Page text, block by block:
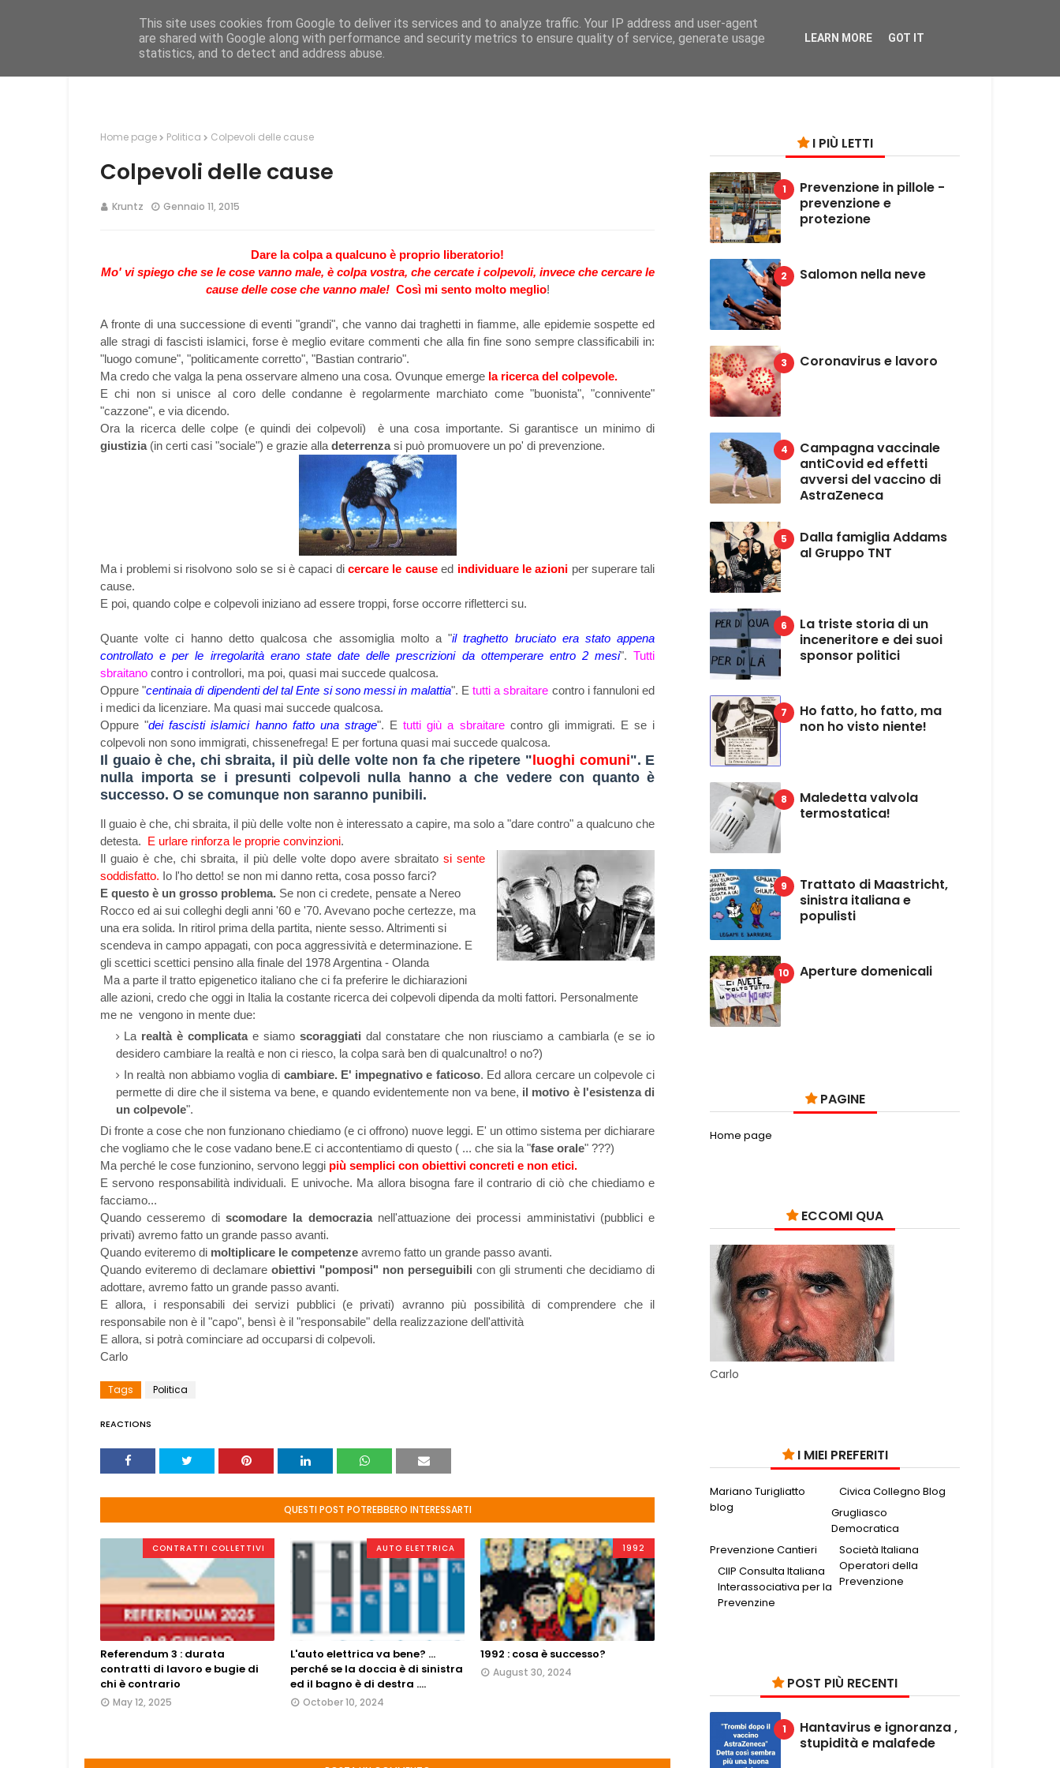
Home Caratteristiche Mega Menu Documentation
Home page Politica Colpevoli delle cause
Colpevoli delle cause
Kruntz Gennaio 11, 2015
Dare la colpa a qualcuno è proprio liberatorio!
Mo' vi spiego che se le cose vanno male, è colpa vostra, che cercate i colpevoli, invece che cercare le
cause delle cose che vanno male! Così mi sento molto meglio!
A fronte di una successione di eventi "grandi", che vanno dai traghetti in fiamme, alle epidemie sospette ed
alle stragi di fascisti islamici, forse è meglio evitare commenti che alla fin fine sono sempre classificabili in:
"luogo comune", "politicamente corretto", "Bastian contrario".
Ma credo che valga la pena osservare almeno una cosa. Ovunque emerge la ricerca del colpevole.
E chi non si unisce al coro delle condanne è regolarmente marchiato come "buonista", "connivente"
"cazzone", e via dicendo.
Ora la ricerca delle colpe (e quindi dei colpevoli) è una cosa importante. Si garantisce un minimo di
giustizia (in certi casi "sociale") e grazie alla deterrenzasi può promuovere un po' di prevenzione.
Ma i problemi si risolvono solo se si è capaci dicercare le causeed individuare le azioni per superare tali
cause.
E poi, quando colpe e colpevoli iniziano ad essere troppi, forse occorre rifletterci su.
Quante volte ci hanno detto qualcosa che assomiglia molto a "il traghetto bruciato era stato appena
controllato e per le irregolarità erano state date delle prescrizioni da ottemperare entro 2 mesi".Tutti
sbraitano contro i controllori, ma poi, quasi mai succede qualcosa.
Oppure "centinaia di dipendenti del tal Ente si sono messi in malattia". E tutti a sbraitare contro i fannuloni ed
i medici da licenziare. Ma quasi mai succede qualcosa.
Oppure "dei fascisti islamici hanno fatto una strage". Etutti giù a sbraitarecontro gli immigrati. E se i
colpevoli non sono immigrati, chissenefrega! E per fortuna quasi mai succede qualcosa.
Il guaio è che, chi sbraita, il più delle volte non fa che ripetere " luoghi comuni". E
nulla importa se i presunti colpevoli nulla hanno a che vedere con quanto è
successo. O se comunque non saranno punibili.
Il guaio è che, chi sbraita, il più delle volte non è interessato a capire, ma solo a "dare contro" a qualcuno che
detesta. E urlare rinforza le proprie convinzioni.
Il guaio è che, chi sbraita, il più delle volte dopo avere sbraitatosi sente
soddisfatto. Io l'ho detto! se non mi danno retta, cosa posso farci?
E questo è un grosso problema. Se non ci credete, pensate a Nereo
Rocco ed ai sui colleghi degli anni '60 e '70. Avevano poche certezze, ma
una era solida. In ritirol prima della partita, niente sesso. Altrimenti si
scendeva in campo appagati, con poca aggressività e determinazione. E
gli scettici scettici pensino alla finale del 1978 Argentina - Olanda
Ma a parte il tratto epigenetico italiano che ci fa preferire le dichiarazioni
alle azioni, credo che oggi in Italia la costante ricerca dei colpevoli dipenda da molti fattori. Personalmente
me ne vengono in mente due:
La realtà è complicatae siamoscoraggiatidal constatare che non riusciamo a cambiarla (e se io
desidero cambiare la realtà e non ci riesco, la colpa sarà ben di qualcunaltro! o no?)
In realtà non abbiamo voglia di cambiare. E' impegnativo e faticoso. Ed allora cercare un colpevole ci
permette di dire che il sistema va bene, e quando evidentemente non va bene, il motivo è l'esistenza di
un colpevole".
Di fronte a cose che non funzionano chiediamo (e ci offrono) nuove leggi. E' un ottimo sistema per dichiarare
che vogliamo che le cose vadano bene.E ci accontentiamo di questo ( ... che sia la "fase orale" ???)
Ma perché le cose funzionino, servono leggi più semplici con obiettivi concreti e non etici.
E servono responsabilità individuali. E univoche. Ma allora bisogna fare il contrario di ciò che chiediamo e
facciamo...
Quando cesseremo di scomodare la democrazia nell'attuazione dei processi amministativi (pubblici e
privati) avremo fatto un grande passo avanti.
Quando eviteremo di moltiplicare le competenze avremo fatto un grande passo avanti.
Quando eviteremo di declamare obiettivi "pomposi" non perseguibili con gli strumenti che decidiamo di
adottare, avremo fatto un grande passo avanti.
E allora, i responsabili dei servizi pubblici (e privati) avranno più possibilità di comprendere che il
responsabile non è il "capo", bensì è il "responsabile" della realizzazione dell'attività
E allora, si potrà cominciare ad occuparsi di colpevoli.
Carlo
Tags Politica
REACTIONS
QUESTI POST POTREBBERO INTERESSARTI
CONTRATTI COLLETTIVI
Referendum 3 : durata
contratti di lavoro e bugie di
chi è contrario
May 12, 2025
AUTO ELETTRICA
L'auto elettrica va bene? ...
perché se la doccia è di sinistra
ed il bagno è di destra ....
October 10, 2024
1992
1992 : cosa è successo?
August 30, 2024
I PIÙ LETTI
Prevenzione in pillole -
prevenzione e
protezione
Salomon nella neve
Coronavirus e lavoro
Campagna vaccinale
antiCovid ed effetti
avversi del vaccino di
AstraZeneca
Dalla famiglia Addams
al Gruppo TNT
La triste storia di un
inceneritore e dei suoi
sponsor politici
Ho fatto, ho fatto, ma
non ho visto niente!
Maledetta valvola
termostatica!
Trattato di Maastricht,
sinistra italiana e
populisti
Aperture domenicali
PAGINE
Home page
ECCOMI QUA
Carlo
I MIEI PREFERITI
Mariano Turigliatto
blog
Civica Collegno Blog
Grugliasco
Democratica
Società Italiana
Operatori della
Prevenzione
Prevenzione Cantieri
CIIP Consulta Italiana
Interassociativa per la
Prevenzine
POST PIÙ RECENTI
Hantavirus e ignoranza ,
stupidità e malafede
This site uses cookies from Google to deliver its services and to analyze traffic. Your IP address and user-agent
are shared with Google along with performance and security metrics to ensure quality of service, generate usage
statistics, and to detect and address abuse.
LEARN MORE GOT IT